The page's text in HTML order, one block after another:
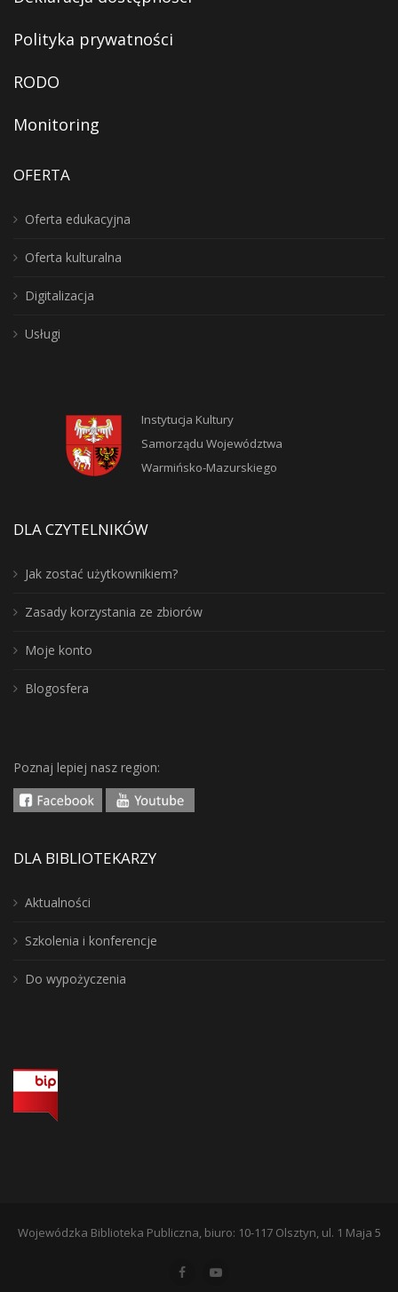
Polityka prywatności
RODO
Monitoring
OFERTA
Oferta edukacyjna
Oferta kulturalna
Digitalizacja
Usługi
Instytucja Kultury
Samorządu Województwa
Warmińsko-Mazurskiego
DLA CZYTELNIKÓW
Jak zostać użytkownikiem?
Zasady korzystania ze zbiorów
Moje konto
Blogosfera
Poznaj lepiej nasz region:
DLA BIBLIOTEKARZY
Aktualności
Szkolenia i konferencje
Do wypożyczenia
Wojewódzka Biblioteka Publiczna, biuro: 10-117 Olsztyn, ul. 1 Maja 5